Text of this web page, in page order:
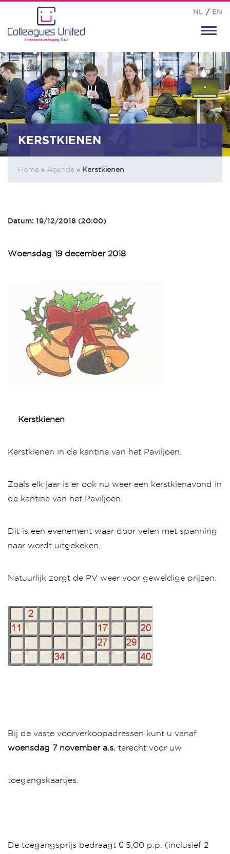
NL / EN
KERSTKIENEN
Home » Agenda » Kerstkienen
Datum: 19/12/2018 (20:00)
Woensdag 19 december 2018
Kerstkienen
Kerstkienen in de kantine van het Paviljoen.
Zoals elk jaar is er ook nu weer een kerstkienavond in
de kantine van het Paviljoen.
Dit is een evenement waar door velen met spanning
naar wordt uitgekeken.
Natuurlijk zorgt de PV weer voor geweldige prijzen.
Bij de vaste voorverkoopadressen kunt u vanaf
woensdag 7 november a.s. terecht voor uw
toegangskaartjes.
De toegangsprijs bedraagt € 5,00 p.p. (inclusief 2